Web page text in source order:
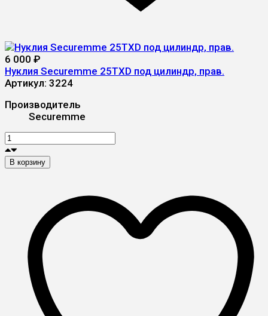
6 000 ₽
Нуклия Securemme 25TXD под цилиндр, прав.
Артикул: 3224
Производитель
Securemme
В корзину